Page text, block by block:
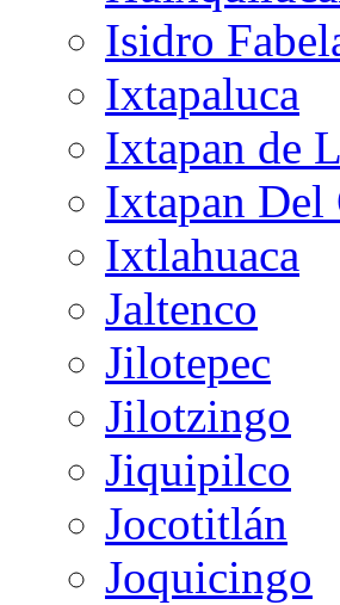
Isidro
Ixtapaluca
Ixtapan de
Ixtapan Del
Ixtlahuaca
Jaltenco
Jilotepec
Jilotzingo
Jiquipilco
Jocotitlán
Joquicingo